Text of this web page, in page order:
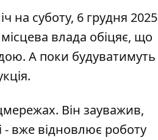
на суботу, 6 грудня 2025
влада обіцяє, що
А поки будуватимуть
. Він зауважив,
- вже відновлює роботу